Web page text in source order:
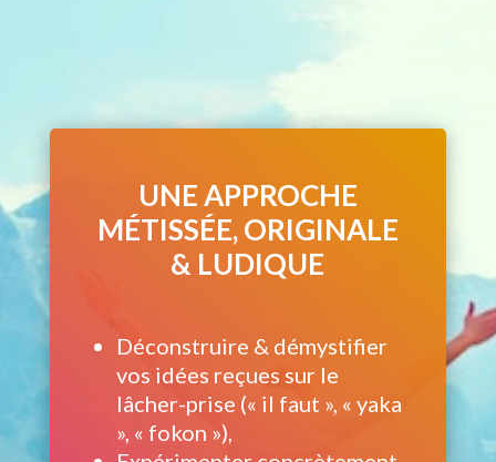
UNE APPROCHE
MÉTISSÉE, ORIGINALE
& LUDIQUE
Déconstruire & démystifier
vos idées reçues sur le
lâcher-prise (« il faut », « yaka
», « fokon »),